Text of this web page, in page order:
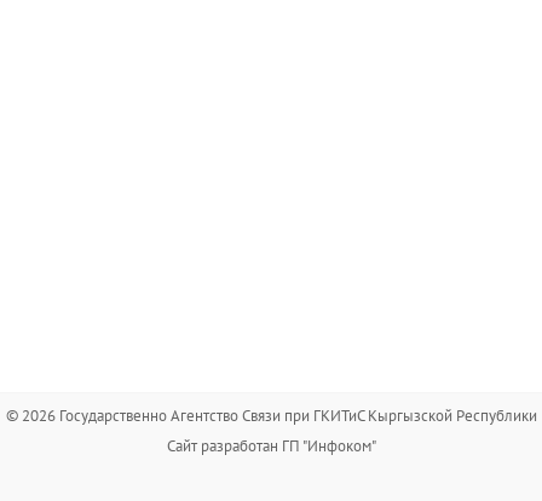
© 2026 Государственно Агентство Связи при ГКИТиС Кыргызской Республики
Сайт разработан ГП "Инфоком"